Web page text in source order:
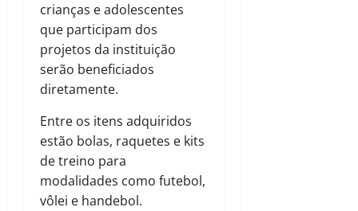
crianças e adolescentes
que participam dos
projetos da instituição
serão beneficiados
diretamente.
Entre os itens adquiridos
estão bolas, raquetes e kits
de treino para
modalidades como futebol,
vôlei e handebol.